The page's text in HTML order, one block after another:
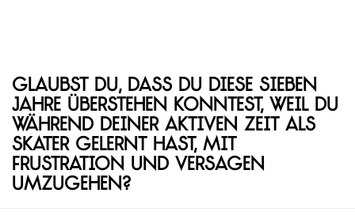
Glaubst du, dass du diese sieben
Jahre überstehen konntest, weil du
während deiner aktiven Zeit als
Skater gelernt hast, mit
Frustration und Versagen
umzugehen?